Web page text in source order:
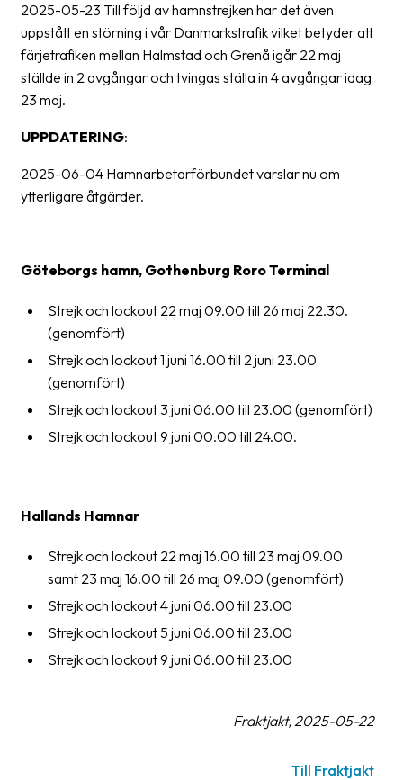
2025-05-23 Till följd av hamnstrejken har det även
uppstått en störning i vår Danmarkstrafik vilket betyder att
färjetrafiken mellan Halmstad och Grenå igår 22 maj
ställde in 2 avgångar och tvingas ställa in 4 avgångar idag
23 maj.
UPPDATERING:
2025-06-04 Hamnarbetarförbundet varslar nu om
ytterligare åtgärder.
Göteborgs hamn, Gothenburg Roro Terminal
Strejk och lockout 22 maj 09.00 till 26 maj 22.30.
(genomfört)
Strejk och lockout 1 juni 16.00 till 2 juni 23.00
(genomfört)
Strejk och lockout 3 juni 06.00 till 23.00 (genomfört)
Strejk och lockout 9 juni 00.00 till 24.00.
Hallands Hamnar
Strejk och lockout 22 maj 16.00 till 23 maj 09.00
samt 23 maj 16.00 till 26 maj 09.00 (genomfört)
Strejk och lockout 4 juni 06.00 till 23.00
Strejk och lockout 5 juni 06.00 till 23.00
Strejk och lockout 9 juni 06.00 till 23.00
Fraktjakt, 2025-05-22
Till Fraktjakt